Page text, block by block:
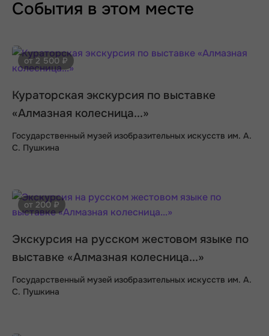
События в этом месте
от 2 500 ₽
Кураторская экскурсия по выставке
«Алмазная колесница...»
Государственный музей изобразительных искусств им. А.
С. Пушкина
от 200 ₽
Экскурсия на русском жестовом языке по
выставке «Алмазная колесница...»
Государственный музей изобразительных искусств им. А.
С. Пушкина